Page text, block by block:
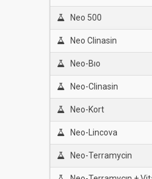
Neo 500
Neo Clinasin
Neo-Bıo
Neo-Clinasin
Neo-Kort
Neo-Lincova
Neo-Terramycin